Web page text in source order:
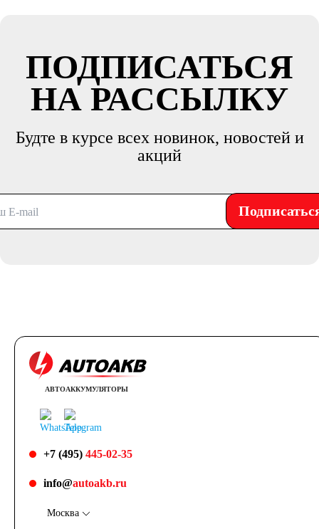
ПОДПИСАТЬСЯ
НА РАССЫЛКУ
Будте в курсе всех новинок, новостей и
акций
АВТОАККУМУЛЯТОРЫ
+7 (495) 445-02-35
info@autoakb.ru
Москва